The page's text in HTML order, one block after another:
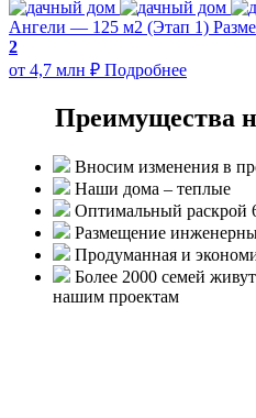
Ангели — 125 м2 (Этап 1)
2
от 4,7 млн ₽ Подробнее
Преимущества
Вносим изменения в
Наши дома – теплые
Оптимальный раскрой
Размещение
Продуманная и
Более 2000 семей
нашим проектам